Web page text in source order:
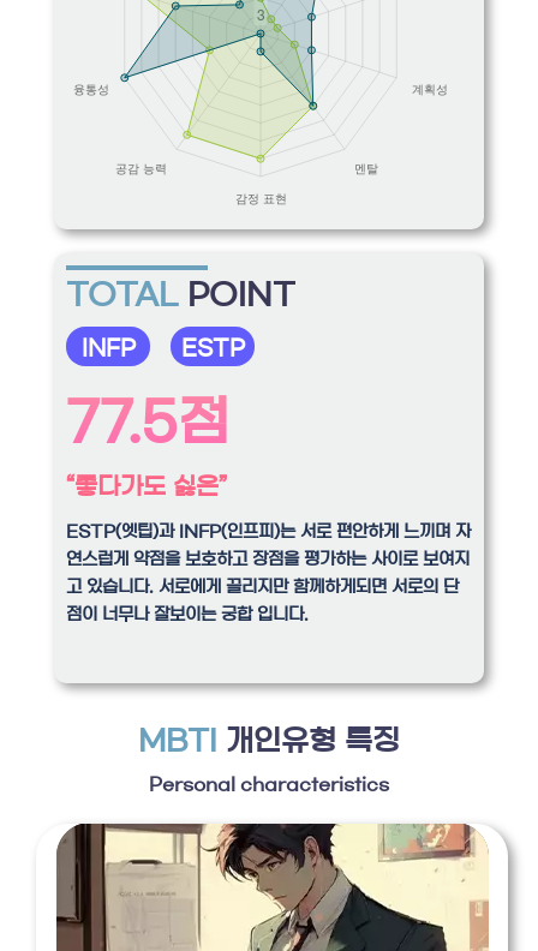
TOTAL POINT
INFP ESTP
77.5점
“좋다가도 싫은”
ESTP(엣팁)과 INFP(인프피)는 서로 편안하게 느끼며 자
연스럽게 약점을 보호하고 장점을 평가하는 사이로 보여지
고 있습니다. 서로에게 끌리지만 함께하게되면 서로의 단
점이 너무나 잘보이는 궁합 입니다.
MBTI 개인유형 특징
Personal characteristics